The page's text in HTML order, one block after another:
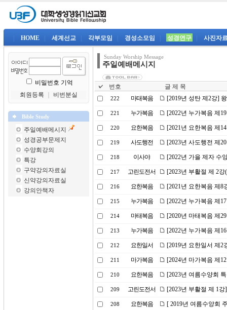
HOME 세계선교 각부모임 경성소모임 성경연구 사진자
비밀번호 기억
회원등록
비번분실
Bible Study
주일예배메시지
성경공부문제지
수양회강의
특강
구약강의자료실
신약강의자료실
강의안책자
Sunday Worship Message
주일예배메시지
번호 글 제 목
222 마태복음 [2019년 성탄 제2강]
221 누가복음 [2022년 누가복음 제
220 요한복음 [2021년 요한복음 제
219 사도행전 [2023년 사도행전 제
218 이사야 [2022년 가을 제자 수
217 고린도전서 [2023년 부활절 제 2
216 요한복음 [2021년 요한복음 제
215 누가복음 [2022년 누가복음 제
214 마태복음 [2020년 마태복음 제
213 누가복음 [2022년 누가복음 제
212 요한일서 [2019년 요한일서 제2
211 마가복음 [2024년 마가복음 제
210 요한복음 [2023년 여름수양회
209 고린도전서 [2023년 부활절 제 1
208 요한복음 [ 2019년 여름수양회